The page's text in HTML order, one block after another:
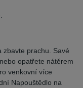
zbavte prachu. Savé
opatřete nátěrem
venkovní více
Napouštědlo na